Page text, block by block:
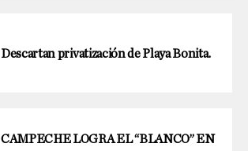
Descartan privatización de Playa Bonita.
CAMPECHE LOGRA EL “BLANCO” EN